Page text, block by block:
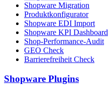
Shopware Migration
Produktkonfigurator
Shopware EDI Import
Shopware KPI Dashboard
Shop-Performance-Audit
GEO Check
Barrierefreiheit Check
Shopware Plugins